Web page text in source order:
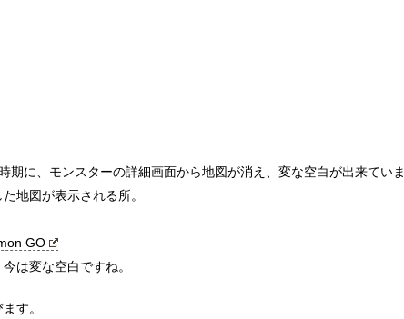
期に、モンスターの詳細画面から地図が消え、変な空白が出来ていま
地図が表示される所。
GO
は変な空白ですね。
す。